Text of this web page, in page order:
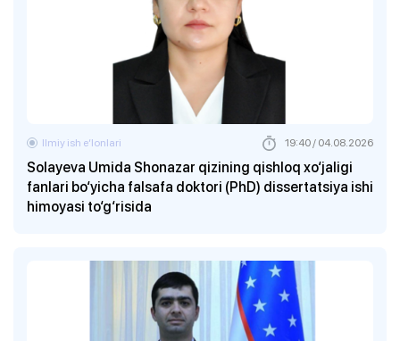
Solayeva Umida Shonazar qizining qishloq xo‘jaligi
fanlari bo‘yicha falsafa doktori (PhD) dissertatsiya ishi
himoyasi to‘g‘risida
Ilmiy ish eʼlonlari 19:40 / 04.08.2026